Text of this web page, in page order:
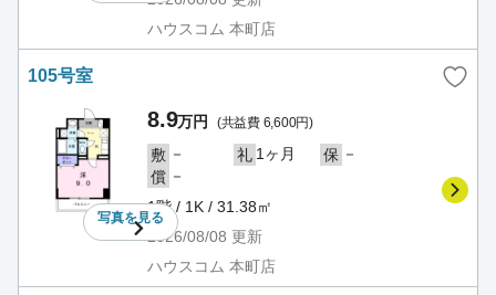
ハウスコム 本町店
105号室
写真を見る
8.9万円 (共益費 6,600円)
敷 － 礼 1ヶ月 保 －
償 －
1階 / 1K / 31.38㎡
2026/08/08 更新
ハウスコム 本町店